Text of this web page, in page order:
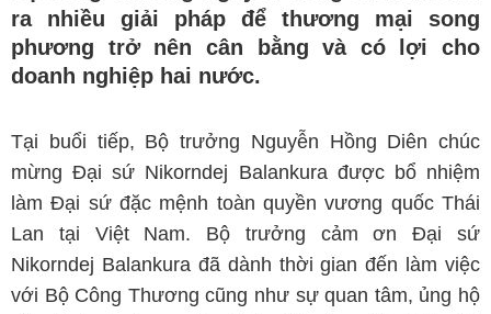
ra nhiều giải pháp để thương mại song
phương trở nên cân bằng và có lợi cho
doanh nghiệp hai nước.
Tại buổi tiếp, Bộ trưởng Nguyễn Hồng Diên chúc
mừng Đại sứ Nikorndej Balankura được bổ nhiệm
làm Đại sứ đặc mệnh toàn quyền vương quốc Thái
Lan tại Việt Nam. Bộ trưởng cảm ơn Đại sứ
Nikorndej Balankura đã dành thời gian đến làm việc
với Bộ Công Thương cũng như sự quan tâm, ủng hộ